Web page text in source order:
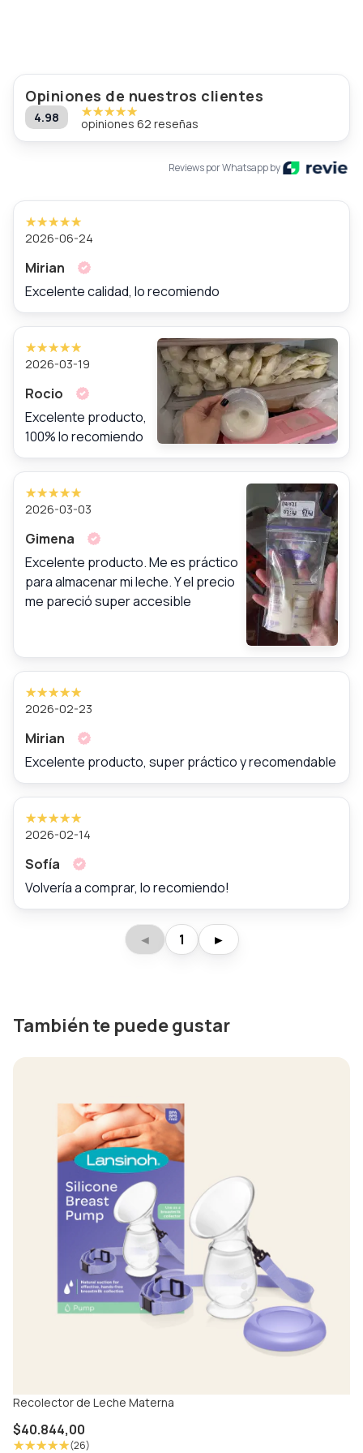
Opiniones de nuestros clientes
4.98 opiniones 62 reseñas
Reviews por Whatsapp by
2026-06-24
Mirian
Excelente calidad, lo recomiendo
2026-03-19
Rocio
Excelente producto,
100% lo recomiendo
2026-03-03
Gimena
Excelente producto. Me es práctico
para almacenar mi leche. Y el precio
me pareció super accesible
2026-02-23
Mirian
Excelente producto, super práctico y recomendable
2026-02-14
Sofía
Volvería a comprar, lo recomiendo!
◄ 1 ►
También te puede gustar
Recolector de Leche Materna
$40.844,00
(26)